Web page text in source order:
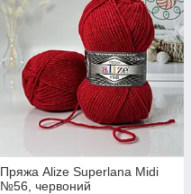
Пряжа Alize Superlana Midi
№56, червоний